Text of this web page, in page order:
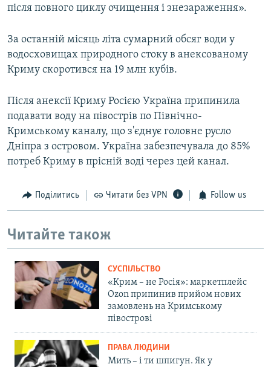
після повного циклу очищення і знезараження».
За останній місяць літа сумарний обсяг води у
водосховищах природного стоку в анексованому
Криму скоротився на 19 млн кубів.
Після анексії Криму Росією Україна припинила
подавати воду на півострів по Північно-
Кримському каналу, що з'єднує головне русло
Дніпра з островом. Україна забезпечувала до 85%
потреб Криму в прісній воді через цей канал.
Поділитись Читати без VPN Follow us
Читайте також
СУСПІЛЬСТВО
«Крим – не Росія»: маркетплейс
Ozon припинив прийом нових
замовлень на Кримському
півострові
ПРАВА ЛЮДИНИ
Мить – і ти шпигун. Як у